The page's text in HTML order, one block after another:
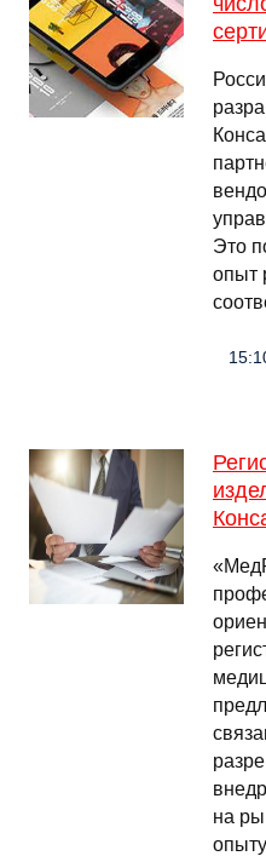
Это
опыт
на